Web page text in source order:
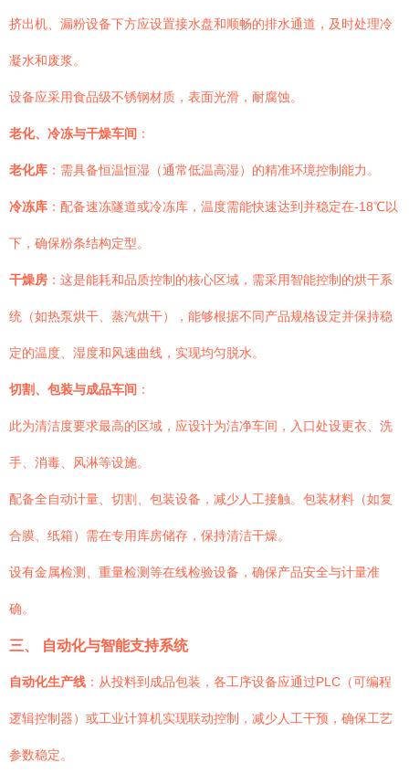
挤出机、漏粉设备下方应设置接水盘和顺畅的排水通道，及时处理冷
凝水和废浆。
设备应采用食品级不锈钢材质，表面光滑，耐腐蚀。
老化、冷冻与干燥车间 ：
老化库 ：需具备恒温恒湿（通常低温高湿）的精准环境控制能力。
冷冻库 ：配备速冻隧道或冷冻库，温度需能快速达到并稳定在-18℃以
下，确保粉条结构定型。
干燥房 ：这是能耗和品质控制的核心区域，需采用智能控制的烘干系
统（如热泵烘干、蒸汽烘干），能够根据不同产品规格设定并保持稳
定的温度、湿度和风速曲线，实现均匀脱水。
切割、包装与成品车间 ：
此为清洁度要求最高的区域，应设计为洁净车间，入口处设更衣、洗
手、消毒、风淋等设施。
配备全自动计量、切割、包装设备，减少人工接触。包装材料（如复
合膜、纸箱）需在专用库房储存，保持清洁干燥。
设有金属检测、重量检测等在线检验设备，确保产品安全与计量准
确。
三、 自动化与智能支持系统
自动化生产线 ：从投料到成品包装，各工序设备应通过PLC（可编程
逻辑控制器）或工业计算机实现联动控制，减少人工干预，确保工艺
参数稳定。